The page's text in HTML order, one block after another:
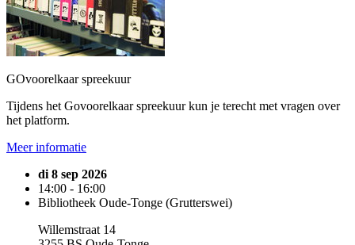
GOvoorelkaar spreekuur
Tijdens het Govoorelkaar spreekuur kun je terecht met vragen over
het platform.
Meer informatie
di 8 sep 2026
14:00 - 16:00
Bibliotheek Oude-Tonge (Grutterswei)
Willemstraat 14